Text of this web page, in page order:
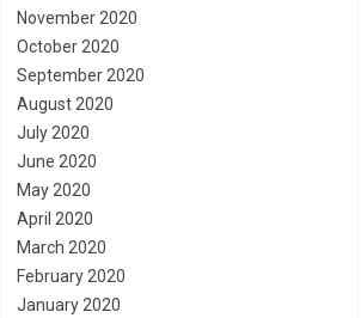
November 2020
October 2020
September 2020
August 2020
July 2020
June 2020
May 2020
April 2020
March 2020
February 2020
January 2020